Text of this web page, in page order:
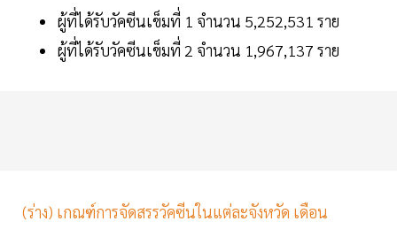
ผู้ที่ได้รับวัคซีนเข็มที่ 1 จำนวน 5,252,531 ราย
ผู้ที่ได้รับวัคซีนเข็มที่ 2 จำนวน 1,967,137 ราย
(ร่าง) เกณฑ์การจัดสรรวัคซีนในแต่ละจังหวัด เดือน